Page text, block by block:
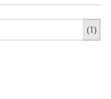
(1)